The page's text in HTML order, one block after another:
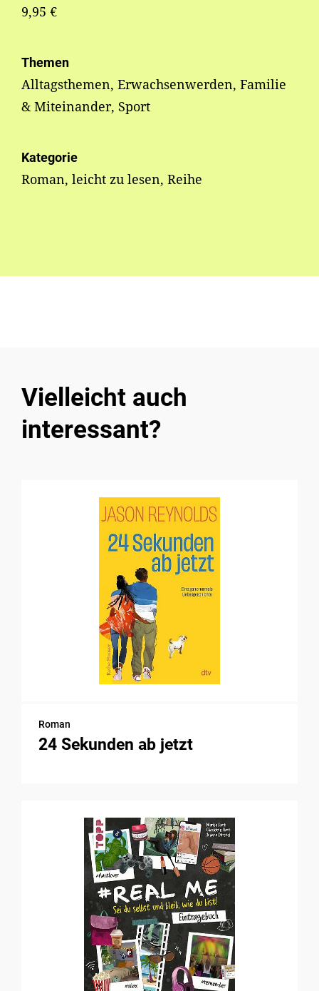
9,95 €
Themen
Alltagsthemen, Erwachsenwerden, Familie
& Miteinander, Sport
Kategorie
Roman, leicht zu lesen, Reihe
Vielleicht auch
interessant?
Roman
24 Sekunden ab jetzt